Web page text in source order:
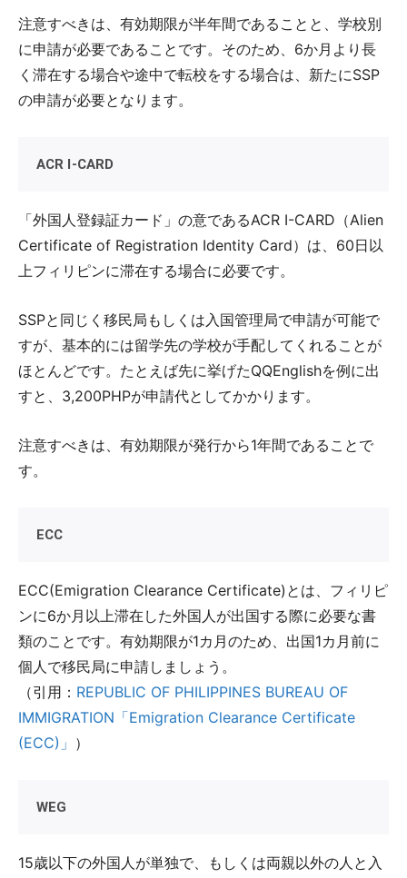
注意すべきは、有効期限が半年間であることと、学校別
に申請が必要であることです。そのため、6か月より長
く滞在する場合や途中で転校をする場合は、新たにSSP
の申請が必要となります。
ACR I-CARD
「外国人登録証カード」の意であるACR I-CARD（Alien
Certificate of Registration Identity Card）は、60日以
上フィリピンに滞在する場合に必要です。
SSPと同じく移民局もしくは入国管理局で申請が可能で
すが、基本的には留学先の学校が手配してくれることが
ほとんどです。たとえば先に挙げたQQEnglishを例に出
すと、3,200PHPが申請代としてかかります。
注意すべきは、有効期限が発行から1年間であることで
す。
ECC
ECC(Emigration Clearance Certificate)とは、フィリピ
ンに6か月以上滞在した外国人が出国する際に必要な書
類のことです。有効期限が1カ月のため、出国1カ月前に
個人で移民局に申請しましょう。
（引用： REPUBLIC OF PHILIPPINES BUREAU OF
IMMIGRATION「Emigration Clearance Certificate
(ECC)」 ）
WEG
15歳以下の外国人が単独で、もしくは両親以外の人と入